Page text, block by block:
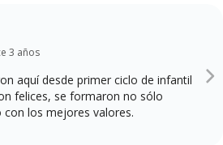
3 años
aquí desde primer ciclo de infantil
felices, se formaron no sólo
los mejores valores.